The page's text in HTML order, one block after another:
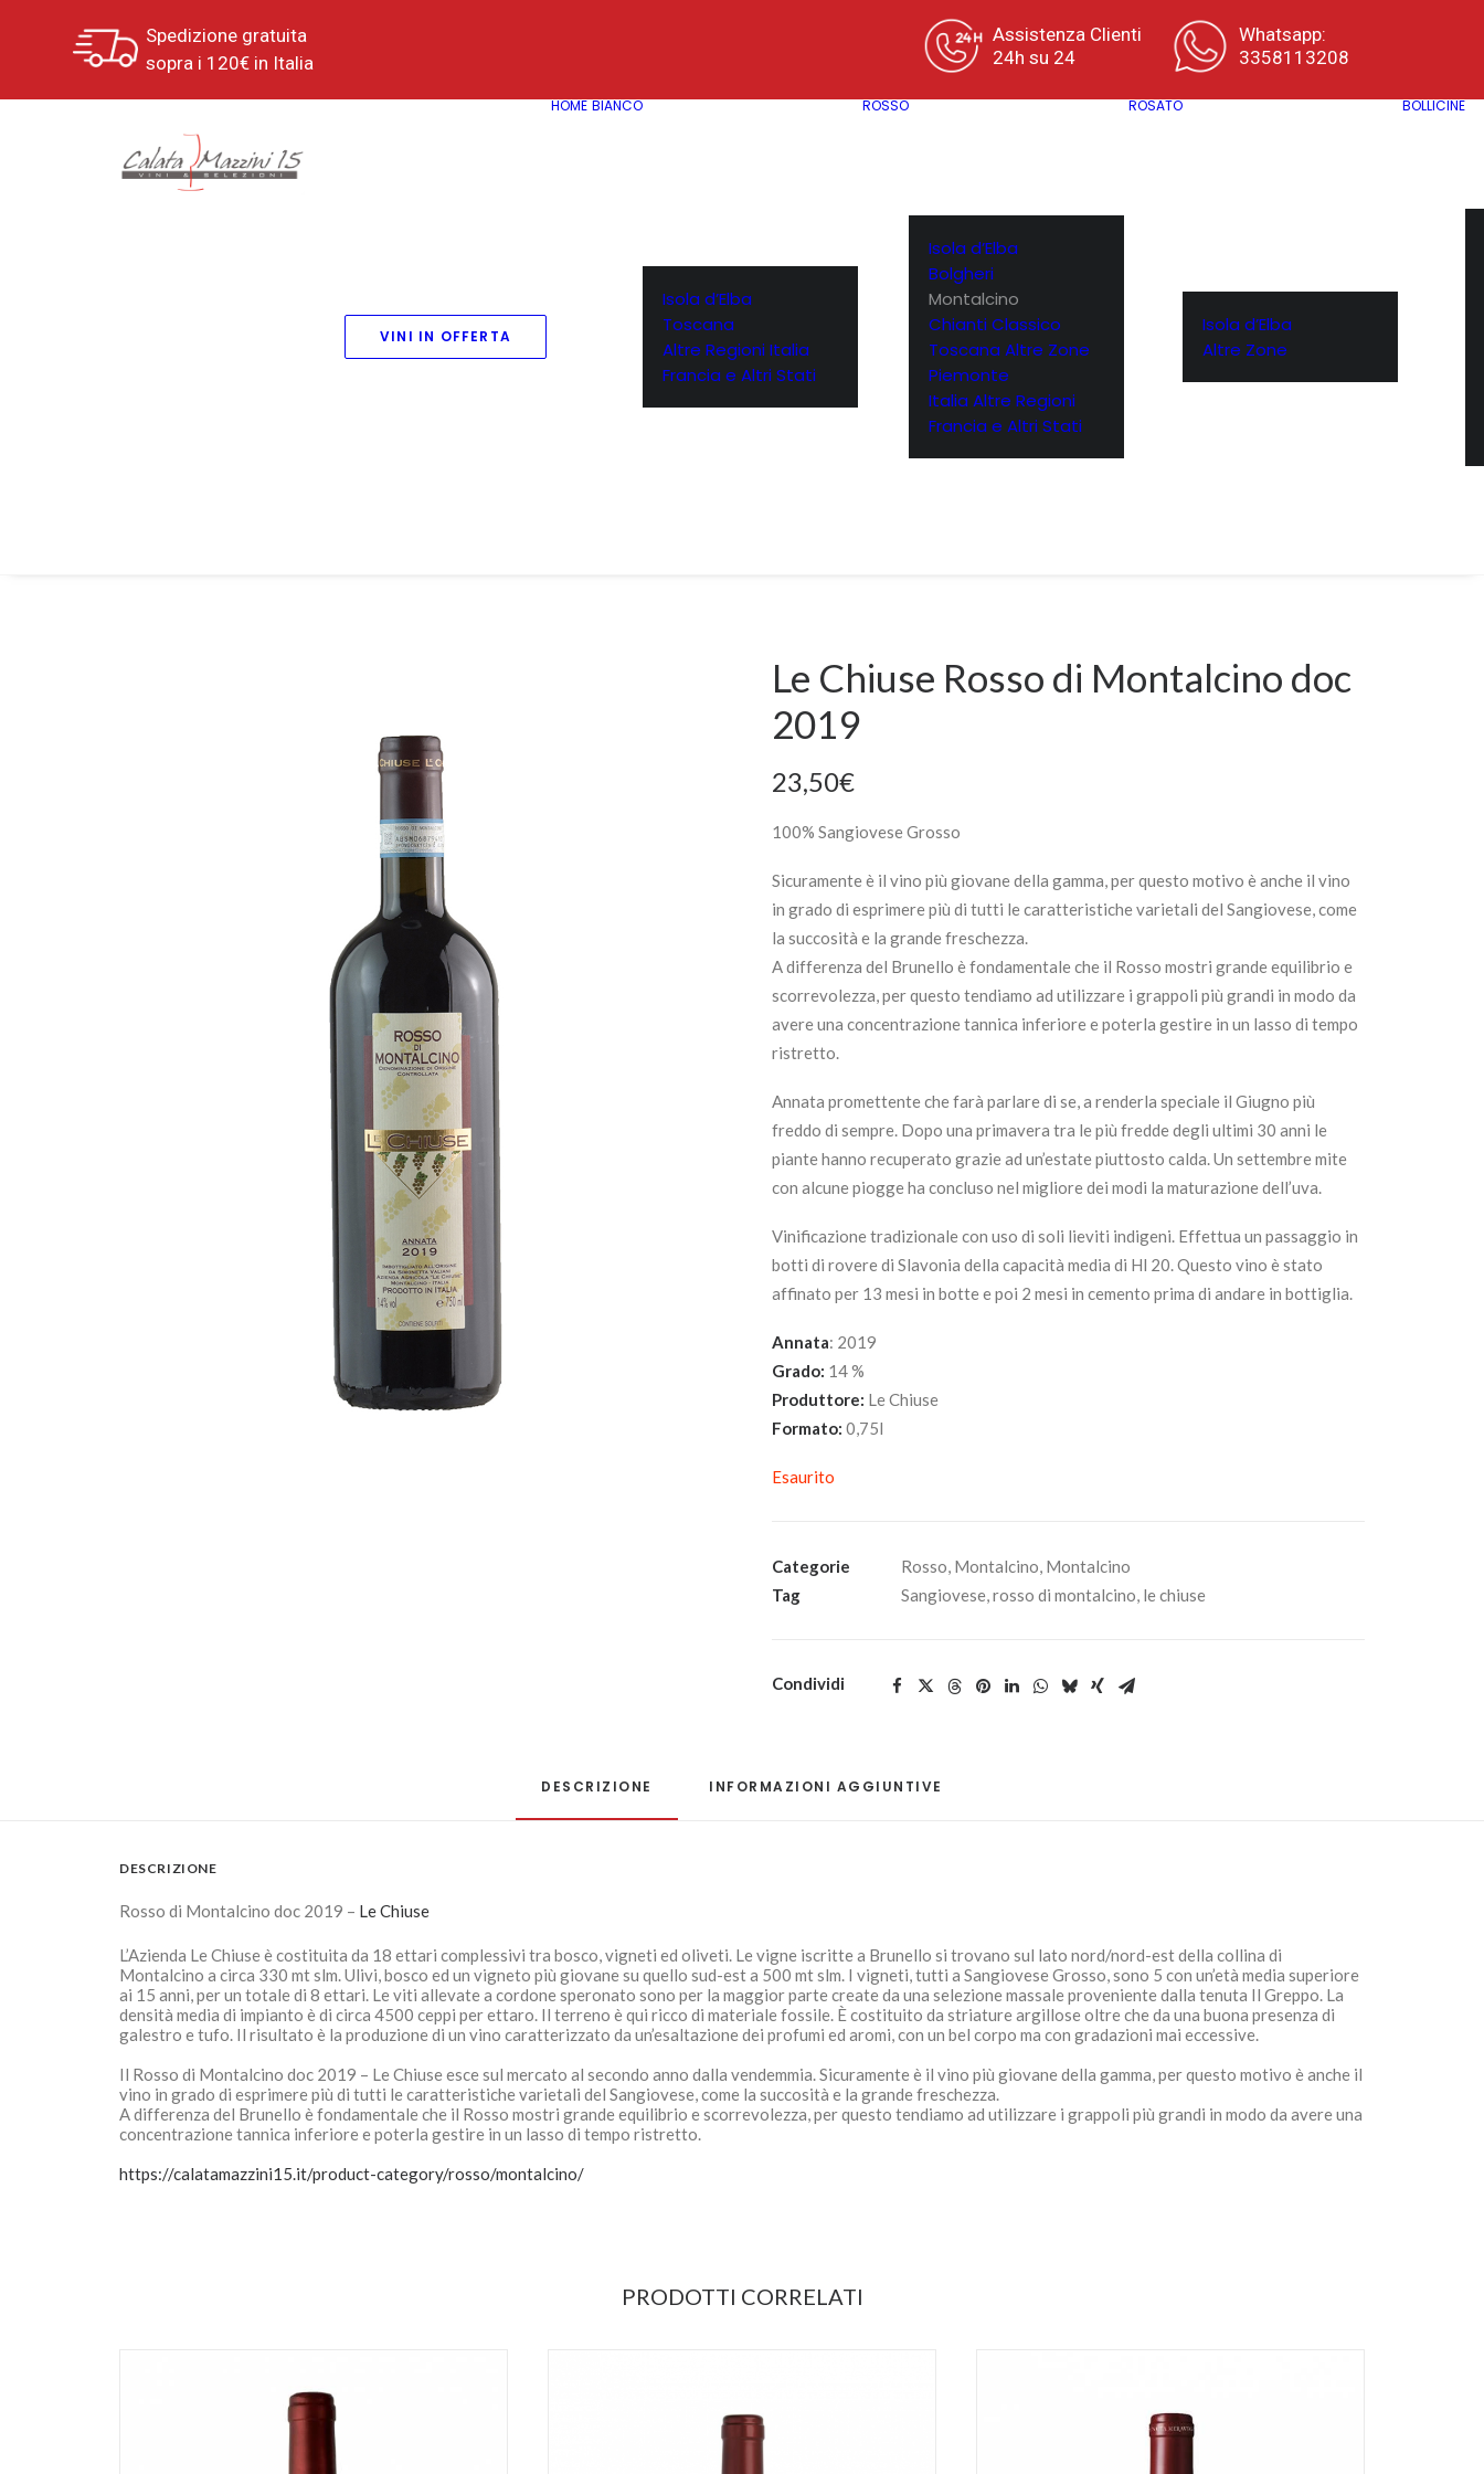
Spedizione gratuita
sopra i 120€ in Italia
Whatsapp:
3358113208
Assistenza Clienti
24h su 24
VINI IN OFFERTA
HOME BIANCO
Isola d’Elba
Toscana
Altre Regioni Italia
Francia e Altri Stati
ROSSO
Isola d’Elba
Bolgheri
Montalcino
Chianti Classico
Toscana Altre Zone
Piemonte
Italia Altre Regioni
Francia e Altri Stati
ROSATO
Isola d’Elba
Altre Zone
BOLLICINE
Le Chiuse Rosso di Montalcino doc
2019
23,50€
100% Sangiovese Grosso
Sicuramente è il vino più giovane della gamma, per questo motivo è anche il vino
in grado di esprimere più di tutti le caratteristiche varietali del Sangiovese, come
la succosità e la grande freschezza.
A differenza del Brunello è fondamentale che il Rosso mostri grande equilibrio e
scorrevolezza, per questo tendiamo ad utilizzare i grappoli più grandi in modo da
avere una concentrazione tannica inferiore e poterla gestire in un lasso di tempo
ristretto.
Annata promettente che farà parlare di se, a renderla speciale il Giugno più
freddo di sempre. Dopo una primavera tra le più fredde degli ultimi 30 anni le
piante hanno recuperato grazie ad un’estate piuttosto calda. Un settembre mite
con alcune piogge ha concluso nel migliore dei modi la maturazione dell’uva.
Vinificazione tradizionale con uso di soli lieviti indigeni. Effettua un passaggio in
botti di rovere di Slavonia della capacità media di Hl 20. Questo vino è stato
affinato per 13 mesi in botte e poi 2 mesi in cemento prima di andare in bottiglia.
Annata: 2019
Grado: 14 %
Produttore: Le Chiuse
Formato: 0,75l
Esaurito
Categorie Rosso, Montalcino, Montalcino
Tag
Sangiovese,rosso di montalcino, le chiuse
Condividi
DESCRIZIONE INFORMAZIONI AGGIUNTIVE
DESCRIZIONE
Rosso di Montalcino doc 2019 – Le Chiuse
L’Azienda Le Chiuse è costituita da 18 ettari complessivi tra bosco, vigneti ed oliveti. Le vigne iscritte a Brunello si trovano sul lato nord/nord-est della collina di
Montalcino a circa 330 mt slm. Ulivi, bosco ed un vigneto più giovane su quello sud-est a 500 mt slm. I vigneti, tutti a Sangiovese Grosso, sono 5 con un’età media superiore
ai 15 anni, per un totale di 8 ettari. Le viti allevate a cordone speronato sono per la maggior parte create da una selezione massale proveniente dalla tenuta Il Greppo. La
densità media di impianto è di circa 4500 ceppi per ettaro. Il terreno è qui ricco di materiale fossile. È costituito da striature argillose oltre che da una buona presenza di
galestro e tufo. Il risultato è la produzione di un vino caratterizzato da un’esaltazione dei profumi ed aromi, con un bel corpo ma con gradazioni mai eccessive.
Il Rosso di Montalcino doc 2019 – Le Chiuse esce sul mercato al secondo anno dalla vendemmia. Sicuramente è il vino più giovane della gamma, per questo motivo è anche il
vino in grado di esprimere più di tutti le caratteristiche varietali del Sangiovese, come la succosità e la grande freschezza.
A differenza del Brunello è fondamentale che il Rosso mostri grande equilibrio e scorrevolezza, per questo tendiamo ad utilizzare i grappoli più grandi in modo da avere una
concentrazione tannica inferiore e poterla gestire in un lasso di tempo ristretto.
https://calatamazzini15.it/product-category/rosso/montalcino/
PRODOTTI CORRELATI